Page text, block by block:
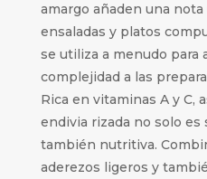
amargo añaden una nota
ensaladas y platos
se utiliza a menudo para
complejidad a las
Rica en vitaminas A y C,
endivia rizada no solo es
también nutritiva.
aderezos ligeros y